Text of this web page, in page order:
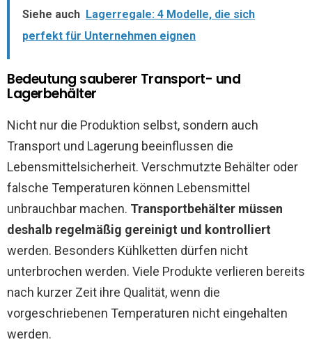
Siehe auch Lagerregale: 4 Modelle, die sich
perfekt für Unternehmen eignen
Bedeutung sauberer Transport- und
Lagerbehälter
Nicht nur die Produktion selbst, sondern auch
Transport und Lagerung beeinflussen die
Lebensmittelsicherheit. Verschmutzte Behälter oder
falsche Temperaturen können Lebensmittel
unbrauchbar machen. Transportbehälter müssen
deshalb regelmäßig gereinigt und kontrolliert
werden. Besonders Kühlketten dürfen nicht
unterbrochen werden. Viele Produkte verlieren bereits
nach kurzer Zeit ihre Qualität, wenn die
vorgeschriebenen Temperaturen nicht eingehalten
werden.